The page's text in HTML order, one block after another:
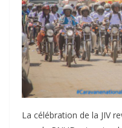
La célébration de la JIV